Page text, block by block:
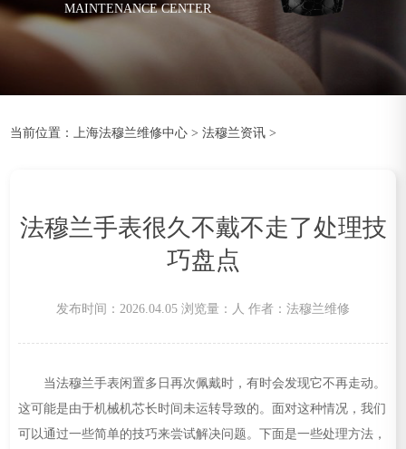
MAINTENANCE CENTER
当前位置： 上海法穆兰维修中心 >法穆兰资讯 >
法穆兰手表很久不戴不走了处理技
巧盘点
发布时间：2026.04.05 浏览量： 人 作者：法穆兰维修
当法穆兰手表闲置多日再次佩戴时，有时会发现它不再走动。
这可能是由于机械机芯长时间未运转导致的。面对这种情况，我们
可以通过一些简单的技巧来尝试解决问题。下面是一些处理方法，